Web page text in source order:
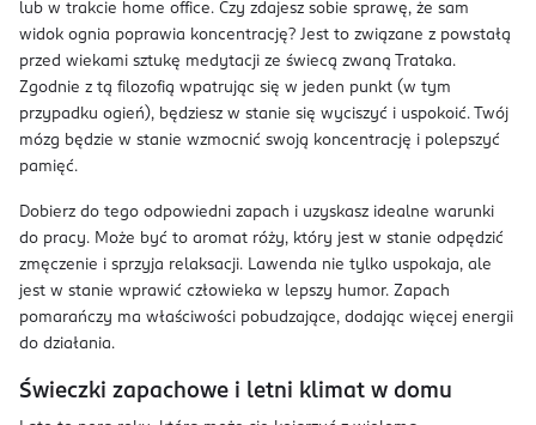
lub w trakcie home office. Czy zdajesz sobie sprawę, że sam
widok ognia poprawia koncentrację? Jest to związane z powstałą
przed wiekami sztukę medytacji ze świecą zwaną Trataka.
Zgodnie z tą filozofią wpatrując się w jeden punkt (w tym
przypadku ogień), będziesz w stanie się wyciszyć i uspokoić. Twój
mózg będzie w stanie wzmocnić swoją koncentrację i polepszyć
pamięć.
Dobierz do tego odpowiedni zapach i uzyskasz idealne warunki
do pracy. Może być to aromat róży, który jest w stanie odpędzić
zmęczenie i sprzyja relaksacji. Lawenda nie tylko uspokaja, ale
jest w stanie wprawić człowieka w lepszy humor. Zapach
pomarańczy ma właściwości pobudzające, dodając więcej energii
do działania.
Świeczki zapachowe i letni klimat w domu